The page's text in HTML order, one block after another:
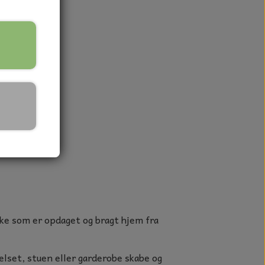
som er opdaget og bragt hjem fra
stuen eller garderobe skabe og